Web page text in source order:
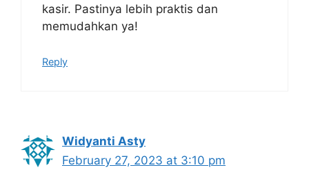
kasir. Pastinya lebih praktis dan
memudahkan ya!
Reply
Widyanti Asty
February 27, 2023 at 3:10 pm